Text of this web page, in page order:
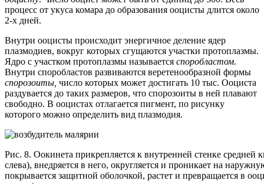
процесс от укуса комара до образования ооцисты длится около
2-х дней.
Внутри ооцисты происходит энергичное деление ядер
плазмодиев, вокруг которых сгущаются участки протоплазмы.
Ядро с участком протоплазмы называется споробластом.
Внутри споробластов развиваются веретенообразной формы
спорозоиты, число которых может достигать 10 тыс. Ооциста
раздувается до таких размеров, что спорозоиты в ней плавают
свободно. В ооцистах отлагается пигмент, по рисунку
которого можно определить вид плазмодия.
Рис. 8. Оокинета прикрепляется к внутренней стенке средней
слева), внедряется в него, округляется и проникает на
покрывается защитной оболочкой, растет и превращается в